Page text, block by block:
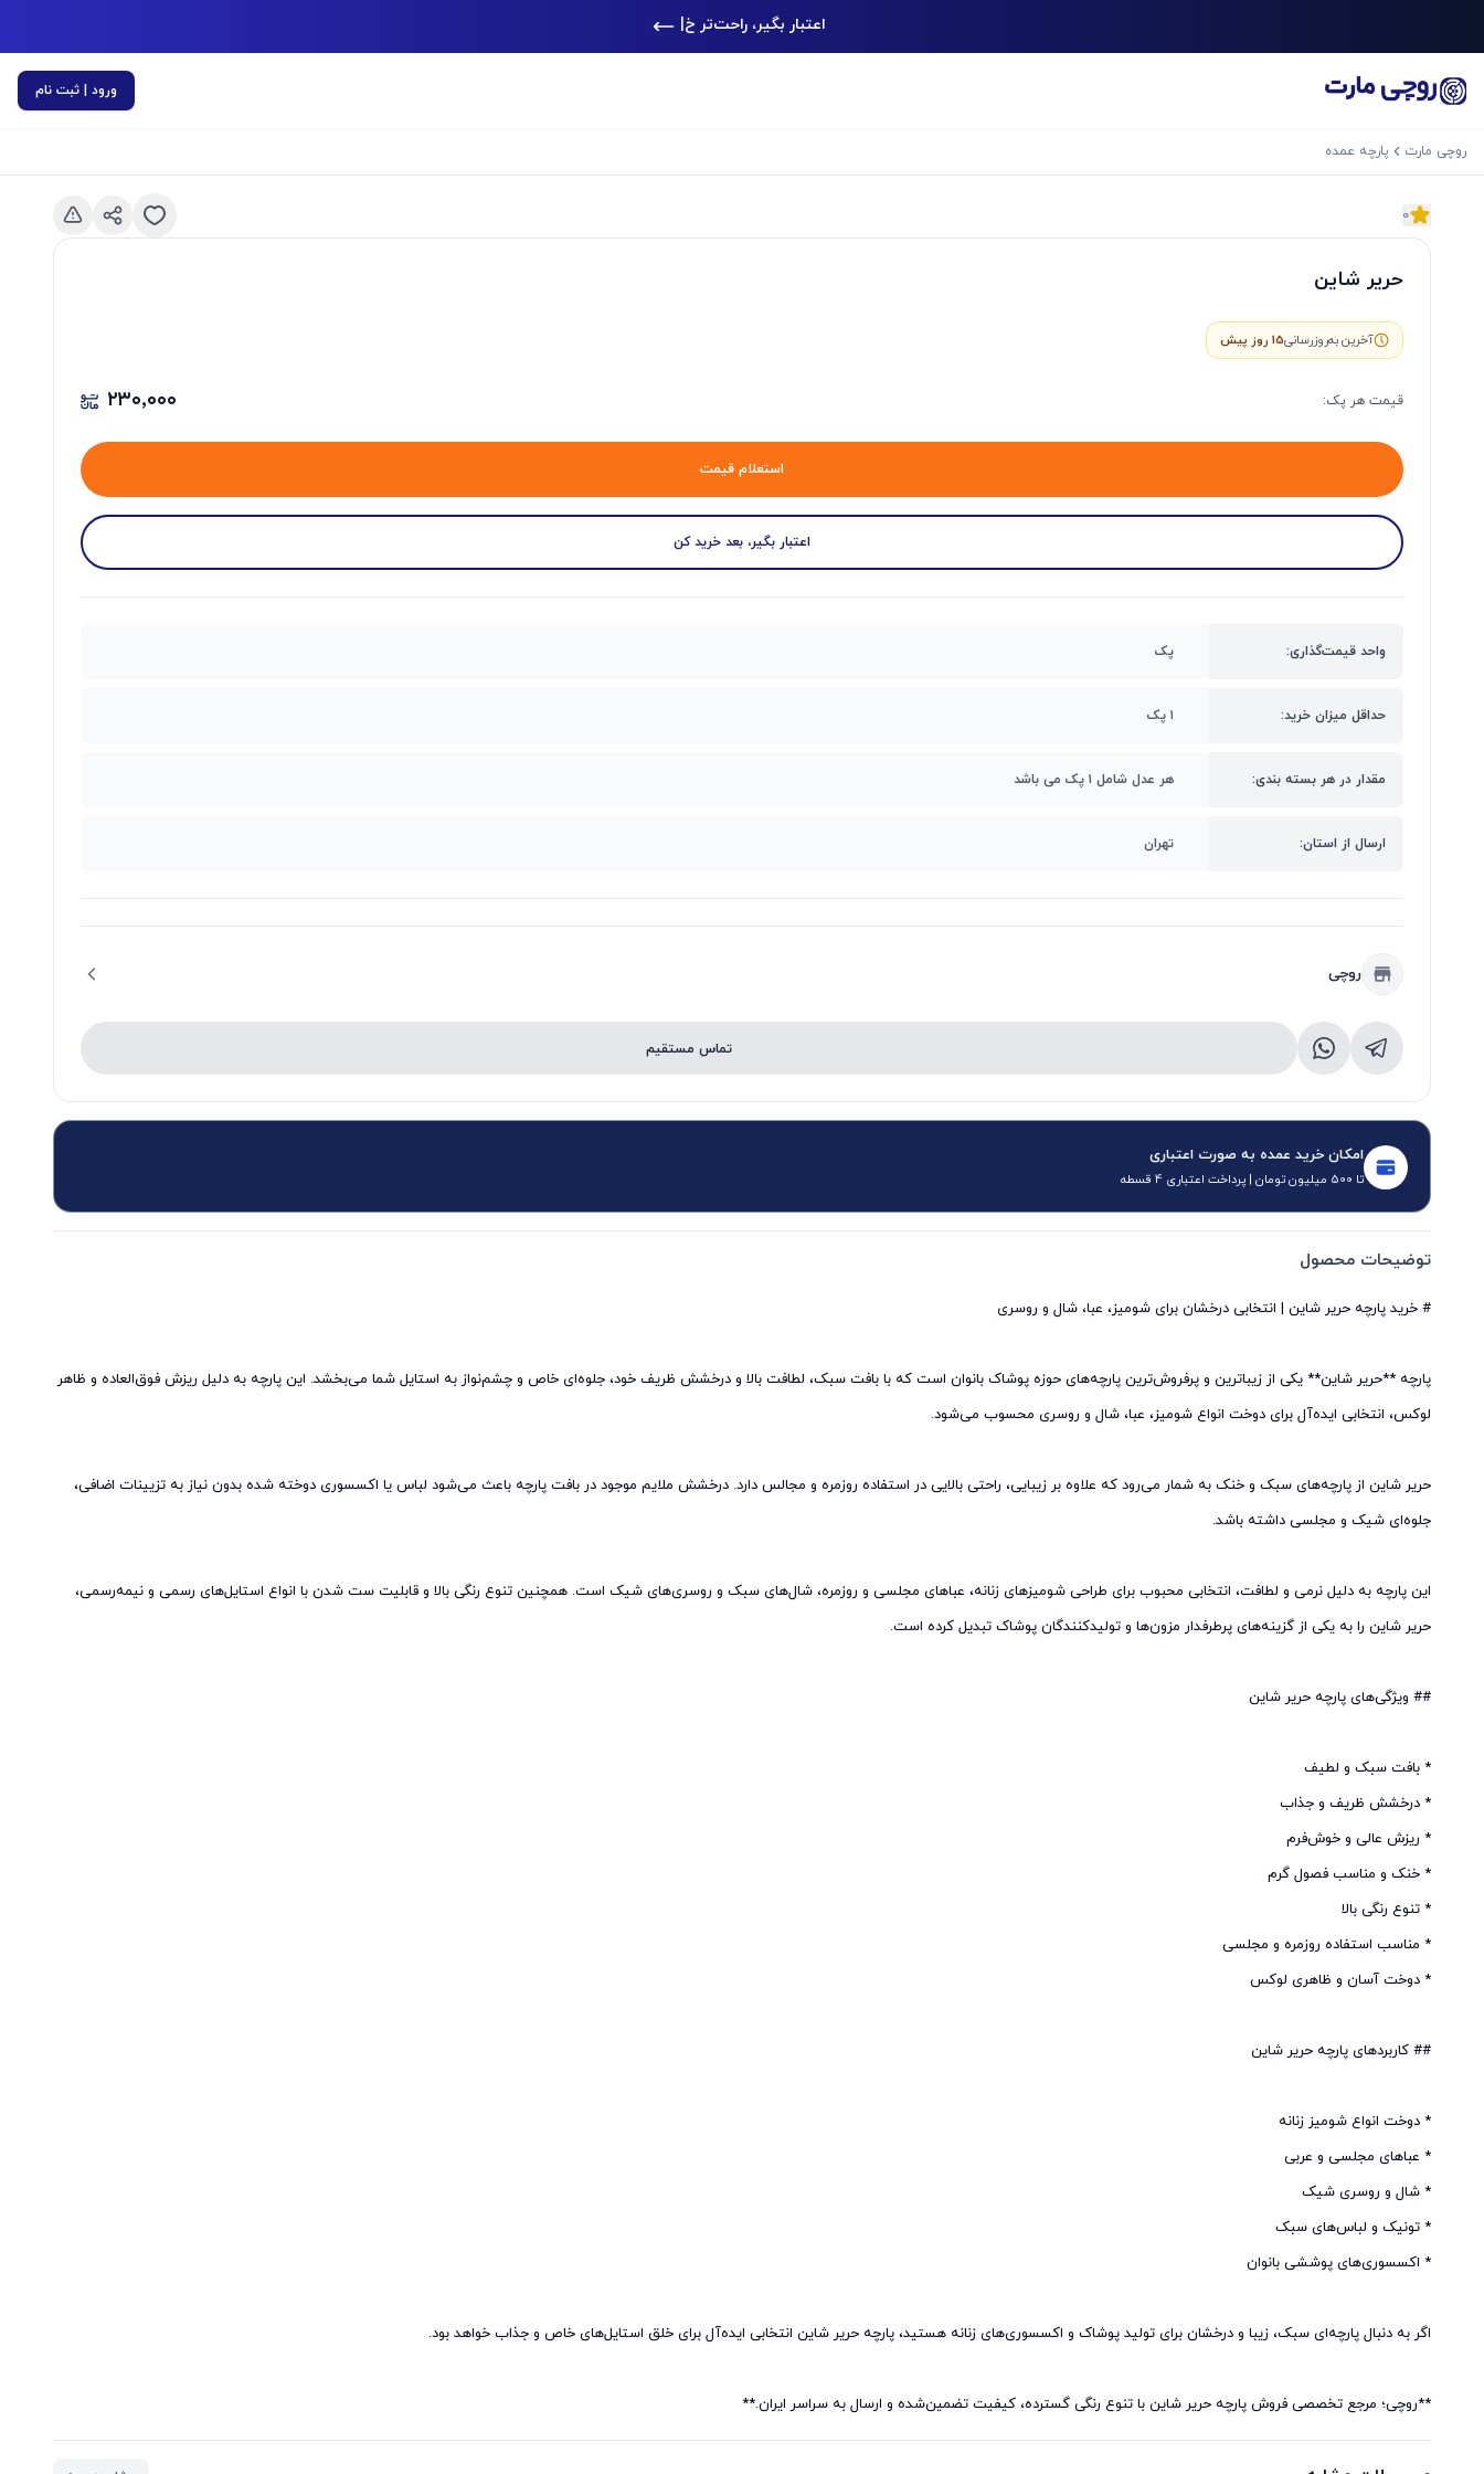
اعتبار بگیر، راحت‌تر خرید کن|
ورود | ثبت نام
روچی مارت پارچه عمده
0
اسلاید بعدی
حریر شاین
آخرین به‌روزرسانی15 روز پیش
قیمت هر پک: ۲۳۰٬۰۰۰
استعلام قیمت
اعتبار بگیر، بعد خرید کن
واحد قیمت‌گذاری: پک
حداقل میزان خرید: ۱ پک
مقدار در هر بسته بندی: هر عدل شامل ۱ پک می باشد
ارسال از استان: تهران
روچی
تماس مستقیم
امکان خرید عمده به صورت اعتباری
تا 500 میلیون تومان | پرداخت اعتباری 4 قسطه
توضیحات محصول
پارچه **حریر شاین** یکی از زیباترین و پرفروش‌ترین پارچه‌های حوزه پوشاک بانوان است که با بافت سبک، لطافت بالا و درخشش ظریف خود، جلوه‌ای خاص و چشم‌نواز به استایل شما می‌بخشد. این پارچه به دلیل ریزش فوق‌العاده و ظاهر
حریر شاین از پارچه‌های سبک و خنک به شمار می‌رود که علاوه بر زیبایی، راحتی بالایی در استفاده روزمره و مجالس دارد. درخشش ملایم موجود در بافت پارچه باعث می‌شود لباس یا اکسسوری دوخته شده بدون نیاز به تزیینات اضافی،
این پارچه به دلیل نرمی و لطافت، انتخابی محبوب برای طراحی شومیزهای زنانه، عباهای مجلسی و روزمره، شال‌های سبک و روسری‌های شیک است. همچنین تنوع رنگی بالا و قابلیت ست شدن با انواع استایل‌های رسمی و نیمه‌رسمی،
**روچی؛ مرجع تخصصی فروش پارچه حریر شاین با تنوع رنگی گسترده، کیفیت تضمین‌شده و ارسال به سراسر ایران.**